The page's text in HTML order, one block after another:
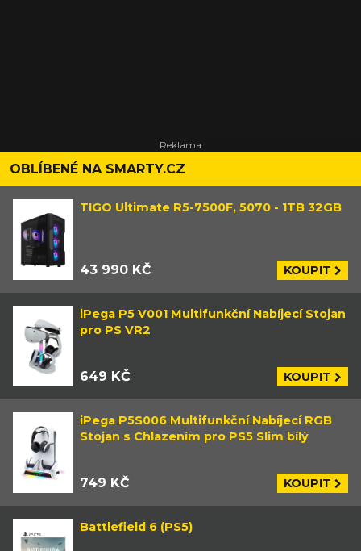
OBLÍBENÉ NA SMARTY.CZ
TIGO Ultimate R5-7500F, 5070 - 1TB 32GB
43 990 KČ KOUPIT
iPega P5 V001 Multifunkční Nabíjecí Stojan
pro PS VR2
649 KČ KOUPIT
iPega P5S006 Multifunkční Nabíjecí RGB
Stojan s Chlazením pro PS5 Slim bílý
749 KČ KOUPIT
Battlefield 6 (PS5)